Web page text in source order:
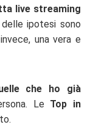
live streaming
ipotesi sono
una vera e
che ho già
Le Top in